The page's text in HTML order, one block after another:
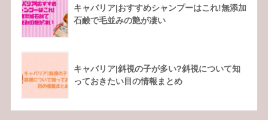
キャバリア|おすすめシャンプーはこれ!無添加
石鹸で毛並みの艶が凄い
キャバリア|斜視の子が多い?斜視について知
っておきたい目の情報まとめ